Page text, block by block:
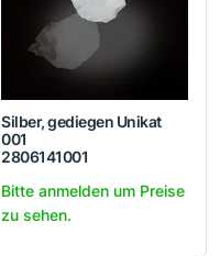
Silber, gediegen Unikat
001
2806141001
Bitte anmelden um Preise
zu sehen.